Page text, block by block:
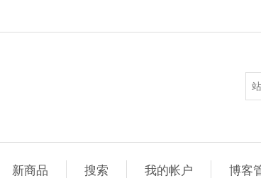
新商品 搜索 我的帐户 博客